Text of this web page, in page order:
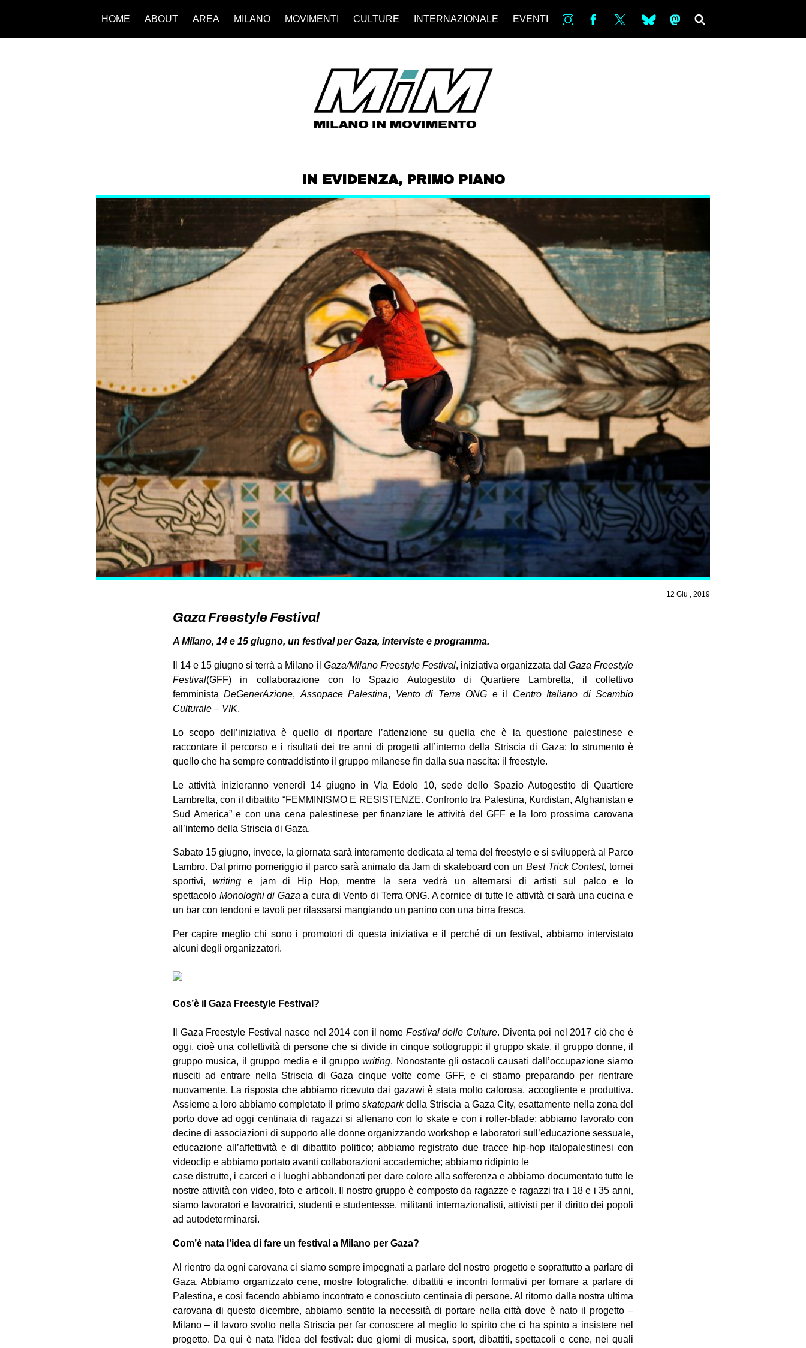
HOME ABOUT AREA MILANO MOVIMENTI CULTURE INTERNAZIONALE EVENTI in bsky ms
IN EVIDENZA, PRIMO PIANO
12 Giu , 2019
Gaza Freestyle Festival
A Milano, 14 e 15 giugno, un festival per Gaza, interviste e programma.
Il 14 e 15 giugno si terrà a Milano il Gaza/Milano Freestyle Festival, iniziativa organizzata dal Gaza Freestyle
Festival(GFF) in collaborazione con lo Spazio Autogestito di Quartiere Lambretta, il collettivo
femminista DeGenerAzione, Assopace Palestina, Vento di Terra ONG e il Centro Italiano di Scambio
Culturale – VIK.
Lo scopo dell’iniziativa è quello di riportare l’attenzione su quella che è la questione palestinese e
raccontare il percorso e i risultati dei tre anni di progetti all’interno della Striscia di Gaza; lo strumento è
quello che ha sempre contraddistinto il gruppo milanese fin dalla sua nascita: il freestyle.
Le attività inizieranno venerdì 14 giugno in Via Edolo 10, sede dello Spazio Autogestito di Quartiere
Lambretta, con il dibattito “FEMMINISMO E RESISTENZE. Confronto tra Palestina, Kurdistan, Afghanistan e
Sud America” e con una cena palestinese per finanziare le attività del GFF e la loro prossima carovana
all’interno della Striscia di Gaza.
Sabato 15 giugno, invece, la giornata sarà interamente dedicata al tema del freestyle e si svilupperà al Parco
Lambro. Dal primo pomeriggio il parco sarà animato da Jam di skateboard con un Best Trick Contest, tornei
sportivi, writinge jam di Hip Hop, mentre la sera vedrà un alternarsi di artisti sul palco e lo
spettacolo Monologhi di Gaza a cura di Vento di Terra ONG. A cornice di tutte le attività ci sarà una cucina e
un bar con tendoni e tavoli per rilassarsi mangiando un panino con una birra fresca.
Per capire meglio chi sono i promotori di questa iniziativa e il perché di un festival, abbiamo intervistato
alcuni degli organizzatori.
Cos’è il Gaza Freestyle Festival?
Il Gaza Freestyle Festival nasce nel 2014 con il nome Festival delle Culture. Diventa poi nel 2017 ciò che è
oggi, cioè una collettività di persone che si divide in cinque sottogruppi: il gruppo skate, il gruppo donne, il
gruppo musica, il gruppo media e il gruppowriting. Nonostante gli ostacoli causati dall’occupazione siamo
riusciti ad entrare nella Striscia di Gaza cinque volte come GFF, e ci stiamo preparando per rientrare
nuovamente. La risposta che abbiamo ricevuto dai gazawi è stata molto calorosa, accogliente e produttiva.
Assieme a loro abbiamo completato il primo skateparkdella Striscia a Gaza City, esattamente nella zona del
porto dove ad oggi centinaia di ragazzi si allenano con lo skate e con i roller-blade; abbiamo lavorato con
decine di associazioni di supporto alle donne organizzando workshop e laboratori sull’educazione sessuale,
educazione all’affettività e di dibattito politico; abbiamo registrato due tracce hip-hop italopalestinesi con
videoclip e abbiamo portato avanti collaborazioni accademiche; abbiamo ridipinto le
case distrutte, i carceri e i luoghi abbandonati per dare colore alla sofferenza e abbiamo documentato tutte le
nostre attività con video, foto e articoli. Il nostro gruppo è composto da ragazze e ragazzi tra i 18 e i 35 anni,
siamo lavoratori e lavoratrici, studenti e studentesse, militanti internazionalisti, attivisti per il diritto dei popoli
ad autodeterminarsi.
Com’è nata l’idea di fare un festival a Milano per Gaza?
Al rientro da ogni carovana ci siamo sempre impegnati a parlare del nostro progetto e soprattutto a parlare di
Gaza. Abbiamo organizzato cene, mostre fotografiche, dibattiti e incontri formativi per tornare a parlare di
Palestina, e così facendo abbiamo incontrato e conosciuto centinaia di persone. Al ritorno dalla nostra ultima
carovana di questo dicembre, abbiamo sentito la necessità di portare nella città dove è nato il progetto –
Milano – il lavoro svolto nella Striscia per far conoscere al meglio lo spirito che ci ha spinto a insistere nel
progetto. Da qui è nata l’idea del festival: due giorni di musica, sport, dibattiti, spettacoli e cene, nei quali